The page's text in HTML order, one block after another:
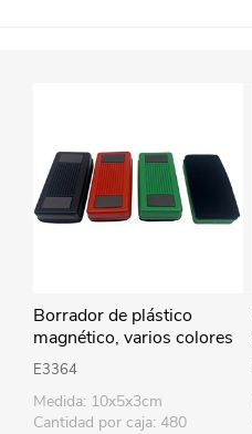
Borrador de plástico
magnético, varios colores
E3364
Medida: 10x5x3cm
Cantidad por caja: 480